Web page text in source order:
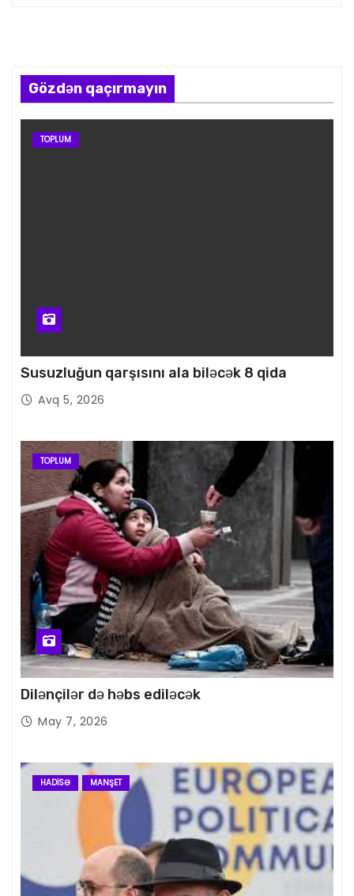
Gözdən qaçırmayın
TOPLUM
Susuzluğun qarşısını ala biləcək 8 qida
Avq 5, 2026
TOPLUM
Dilənçilər də həbs ediləcək
May 7, 2026
HADISƏ MANŞET